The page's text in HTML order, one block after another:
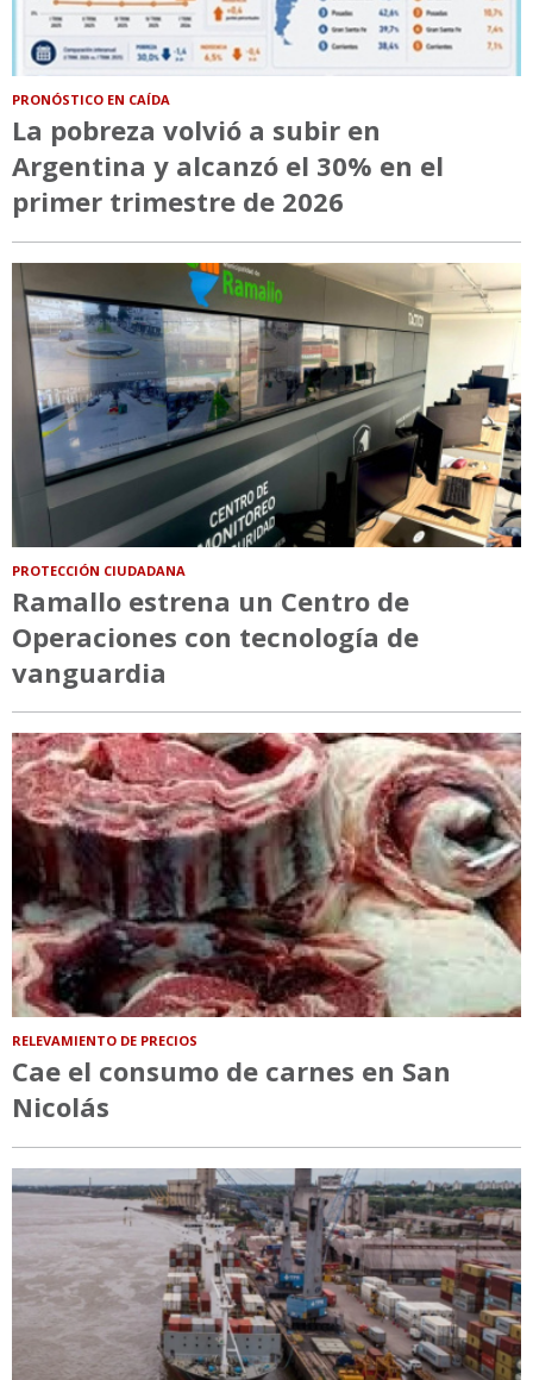
PRONÓSTICO EN CAÍDA
La pobreza volvió a subir en
Argentina y alcanzó el 30% en el
primer trimestre de 2026
PROTECCIÓN CIUDADANA
Ramallo estrena un Centro de
Operaciones con tecnología de
vanguardia
RELEVAMIENTO DE PRECIOS
Cae el consumo de carnes en San
Nicolás